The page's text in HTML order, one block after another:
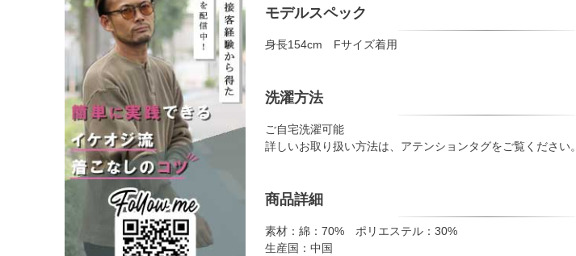
モデルスペック
身長154cm Fサイズ着用
洗濯方法
ご自宅洗濯可能
詳しいお取り扱い方法は、アテンションタグをご覧ください。
商品詳細
素材：綿：70% ポリエステル：30%
生産国：中国